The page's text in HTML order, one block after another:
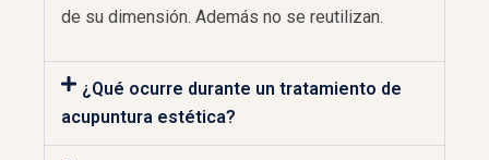
de su dimensión. Además no se reutilizan.
¿Qué ocurre durante un tratamiento de
acupuntura estética?